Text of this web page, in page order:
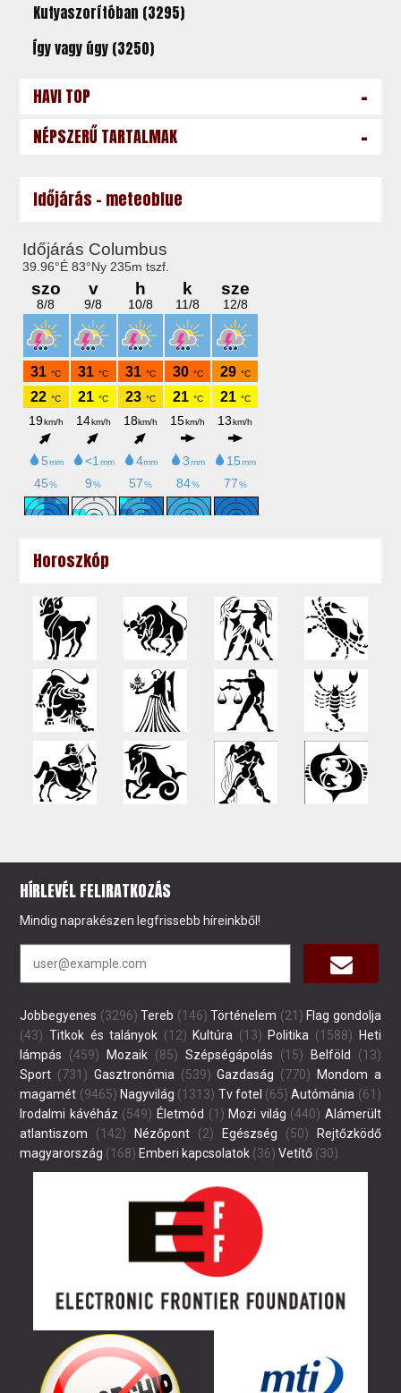
Kutyaszorítóban (3295)
Így vagy úgy (3250)
HAVI TOP -
NÉPSZERŰ TARTALMAK -
Időjárás - meteoblue
Horoszkóp
HÍRLEVÉL FELIRATKOZÁS
Mindig naprakészen legfrissebb híreinkből!
Jobbegyenes (3296) Tereb (146) Történelem (21) Flag gondolja
(43) Titkok és talányok (12) Kultúra (13) Politika (1588)
Heti
lámpás (459) Mozaik (85) Szépségápolás (15) Belföld
(13)
Sport (731) Gasztronómia (539) Gazdaság (770)
Mondom a
magamét (9465) Nagyvilág (1313) Tv fotel (65) Autómánia (61)
Irodalmi kávéház (549) Életmód (1) Mozi világ (440) Alámerült
atlantiszom (142) Nézőpont (2) Egészség (50)
Rejtőzködő
magyarország (168) Emberi kapcsolatok (36) Vetítő (30)